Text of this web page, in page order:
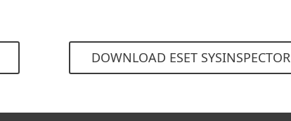
DOWNLOAD ESET SYSINSPECTOR